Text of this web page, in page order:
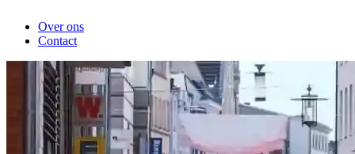
Over ons
Contact